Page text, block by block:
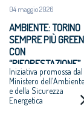
04 maggio 2026
AMBIENTE: TORINO
SEMPRE PIÙ GREEN
CON
“RIFORESTAZIONE”
Iniziativa promossa dal
Ministero dell'Ambiente
e della Sicurezza
Energetica